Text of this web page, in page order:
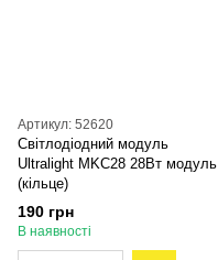
Артикул: 52620
Світлодіодний модуль
Ultralight MKC28 28Вт модуль
(кільце)
190 грн
В наявності